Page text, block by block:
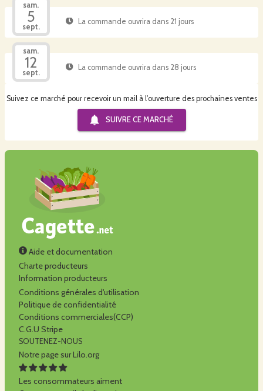
sam.
5
sept.
La commande ouvrira dans 21 jours
sam.
12
sept.
La commande ouvrira dans 28 jours
Suivez ce marché pour recevoir un mail à l'ouverture des prochaines ventes
SUIVRE CE MARCHÉ
Aide et documentation
Charte producteurs
Information producteurs
Conditions générales d'utilisation
Politique de confidentialité
Conditions commerciales(CCP)
C.G.U Stripe
SOUTENEZ-NOUS
Notre page sur Lilo.org
Les consommateurs aiment